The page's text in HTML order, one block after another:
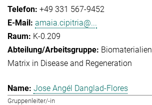
+49 331 567-9452
amaia.cipitria@...
K-0.209
Biomaterialien
Matrix in Disease and Regeneration
Jose Angél Danglad-Flores
Gruppenleiter/-in